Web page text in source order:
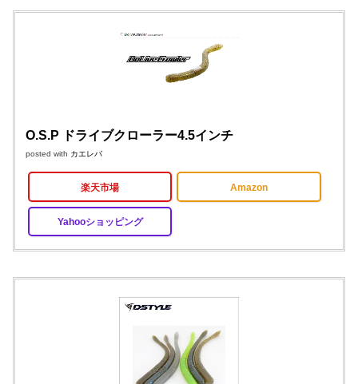
O.S.P ドライブクローラー4.5インチ
posted with カエレバ
楽天市場 Amazon
Yahooショッピング